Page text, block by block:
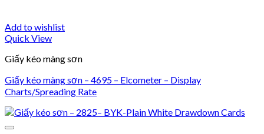
Add to wishlist
Quick View
Giấy kéo màng sơn
Giấy kéo màng sơn – 4695 – Elcometer – Display
Charts/Spreading Rate